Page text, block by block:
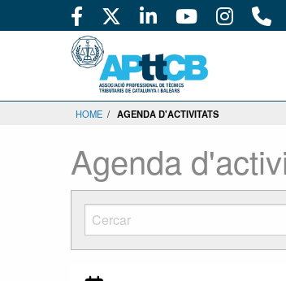
HOME / AGENDA D'ACTIVITATS
Agenda